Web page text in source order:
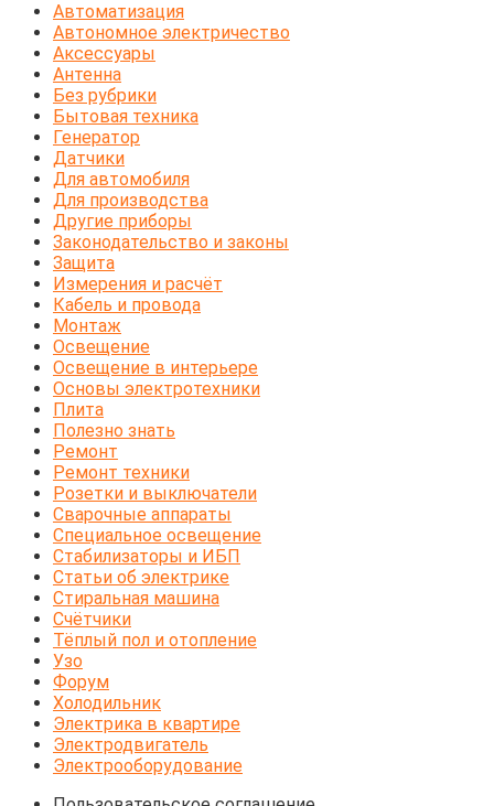
Автоматизация
Автономное электричество
Аксессуары
Антенна
Без рубрики
Бытовая техника
Генератор
Датчики
Для автомобиля
Для производства
Другие приборы
Законодательство и законы
Защита
Измерения и расчёт
Кабель и провода
Монтаж
Освещение
Освещение в интерьере
Основы электротехники
Плита
Полезно знать
Ремонт
Ремонт техники
Розетки и выключатели
Сварочные аппараты
Специальное освещение
Стабилизаторы и ИБП
Статьи об электрике
Стиральная машина
Счётчики
Тёплый пол и отопление
Узо
Форум
Холодильник
Электрика в квартире
Электродвигатель
Электрооборудование